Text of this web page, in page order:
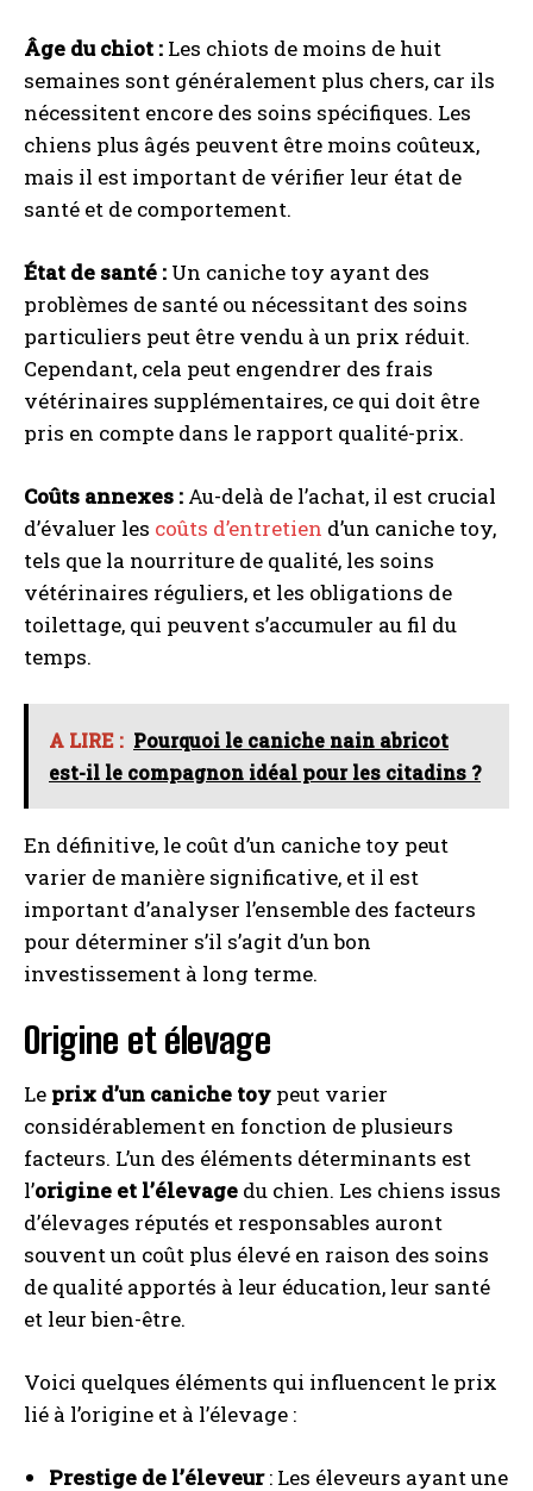
Âge du chiot : Les chiots de moins de huit
semaines sont généralement plus chers, car ils
nécessitent encore des soins spécifiques. Les
chiens plus âgés peuvent être moins coûteux,
mais il est important de vérifier leur état de
santé et de comportement.
État de santé : Un caniche toy ayant des
problèmes de santé ou nécessitant des soins
particuliers peut être vendu à un prix réduit.
Cependant, cela peut engendrer des frais
vétérinaires supplémentaires, ce qui doit être
pris en compte dans le rapport qualité-prix.
Coûts annexes : Au-delà de l’achat, il est crucial
d’évaluer les coûts d’entretien d’un caniche toy,
tels que la nourriture de qualité, les soins
vétérinaires réguliers, et les obligations de
toilettage, qui peuvent s’accumuler au fil du
temps.
A LIRE : Pourquoi le caniche nain abricot
est-il le compagnon idéal pour les citadins ?
En définitive, le coût d’un caniche toy peut
varier de manière significative, et il est
important d’analyser l’ensemble des facteurs
pour déterminer s’il s’agit d’un bon
investissement à long terme.
Origine et élevage
Le prix d’un caniche toy peut varier
considérablement en fonction de plusieurs
facteurs. L’un des éléments déterminants est
l’origine et l’élevage du chien. Les chiens issus
d’élevages réputés et responsables auront
souvent un coût plus élevé en raison des soins
de qualité apportés à leur éducation, leur santé
et leur bien-être.
Voici quelques éléments qui influencent le prix
lié à l’origine et à l’élevage :
Prestige de l’éleveur: Les éleveurs ayant une